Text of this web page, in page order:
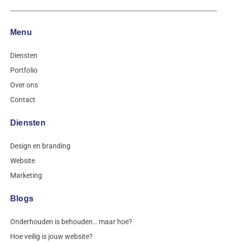
Menu
Diensten
Portfolio
Over ons
Contact
Diensten
Design en branding
Website
Marketing
Blogs
Onderhouden is behouden… maar hoe?
Hoe veilig is jouw website?